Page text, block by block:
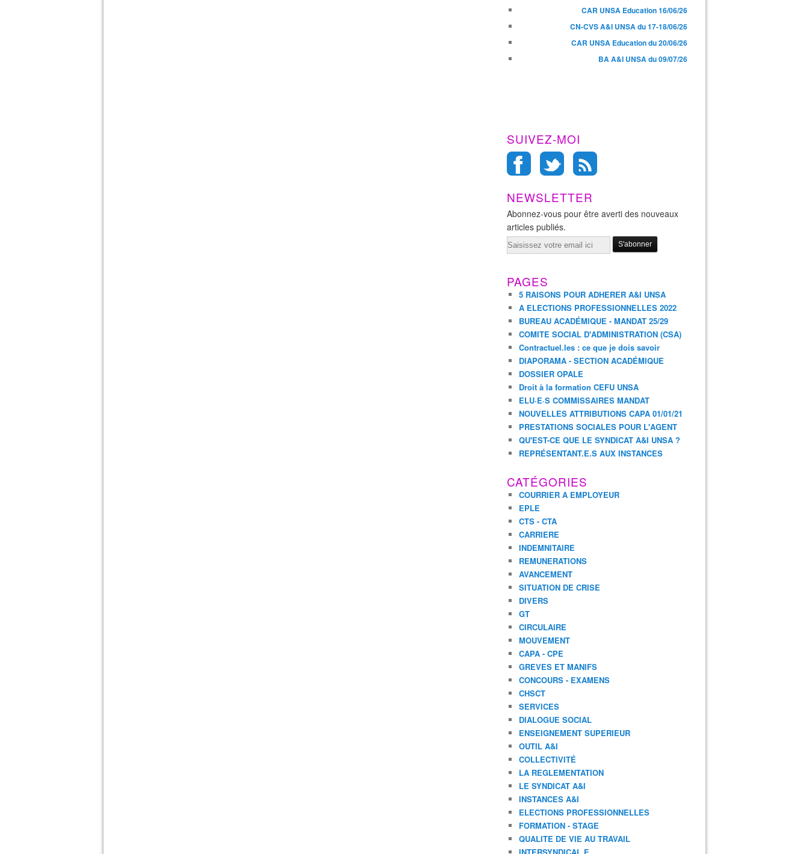
CAR UNSA Education 16/06/26
CN-CVS A&I UNSA du 17-18/06/26
CAR UNSA Education du 20/06/26
BA A&I UNSA du 09/07/26
SUIVEZ-MOI
NEWSLETTER
Abonnez-vous pour être averti des nouveaux
articles publiés.
Email
PAGES
5 RAISONS POUR ADHERER A&I UNSA
A ELECTIONS PROFESSIONNELLES 2022
BUREAU ACADÉMIQUE - MANDAT 25/29
COMITE SOCIAL D'ADMINISTRATION (CSA)
Contractuel.les : ce que je dois savoir
DIAPORAMA - SECTION ACADÉMIQUE
DOSSIER OPALE
Droit à la formation CEFU UNSA
ELU·E·S COMMISSAIRES MANDAT
NOUVELLES ATTRIBUTIONS CAPA 01/01/21
PRESTATIONS SOCIALES POUR L'AGENT
QU'EST-CE QUE LE SYNDICAT A&I UNSA ?
REPRÉSENTANT.E.S AUX INSTANCES
CATÉGORIES
COURRIER A EMPLOYEUR
EPLE
CTS - CTA
CARRIERE
INDEMNITAIRE
REMUNERATIONS
AVANCEMENT
SITUATION DE CRISE
DIVERS
GT
CIRCULAIRE
MOUVEMENT
CAPA - CPE
GREVES ET MANIFS
CONCOURS - EXAMENS
CHSCT
SERVICES
DIALOGUE SOCIAL
ENSEIGNEMENT SUPERIEUR
OUTIL A&I
COLLECTIVITÉ
LA REGLEMENTATION
LE SYNDICAT A&I
INSTANCES A&I
ELECTIONS PROFESSIONNELLES
FORMATION - STAGE
QUALITE DE VIE AU TRAVAIL